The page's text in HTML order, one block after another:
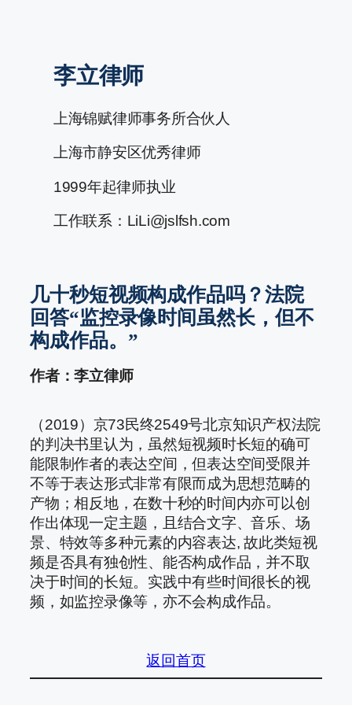
李立律师
上海锦赋律师事务所合伙人
上海市静安区优秀律师
1999年起律师执业
工作联系：LiLi@jslfsh.com
几十秒短视频构成作品吗？法院
回答“监控录像时间虽然长，但不
构成作品。”
作者：李立律师
（2019）京73民终2549号北京知识产权法院
的判决书里认为，虽然短视频时长短的确可
能限制作者的表达空间，但表达空间受限并
不等于表达形式非常有限而成为思想范畴的
产物；相反地，在数十秒的时间内亦可以创
作出体现一定主题，且结合文字、音乐、场
景、特效等多种元素的内容表达, 故此类短视
频是否具有独创性、能否构成作品，并不取
决于时间的长短。实践中有些时间很长的视
频，如监控录像等，亦不会构成作品。
返回首页